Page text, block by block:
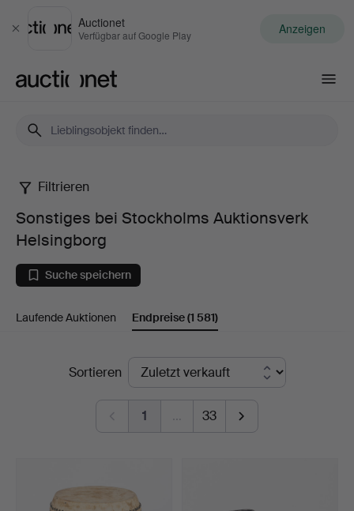
Schließen
Auctionet
Verfügbar auf Google Play Anzeigen
Sonstiges
bei
Stockholms
Auktionsverk
Filtrieren
Sonstiges bei Stockholms Auktionsverk
Helsingborg
Suche speichern
Laufende Auktionen Endpreise(1 581)
EndpreiseSortieren
1 … 33